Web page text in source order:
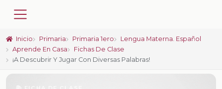
Inicio Primaria Primaria 1ero
Lengua Materna. Español
Aprende En Casa
Fichas De Clase
¡A Descubrir Y Jugar Con Diversas Palabras!